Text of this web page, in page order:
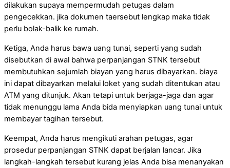
dilakukan supaya mempermudah petugas dalam
pengecekkan. jika dokumen taersebut lengkap maka tidak
perlu bolak-balik ke rumah.
Ketiga, Anda harus bawa uang tunai, seperti yang sudah
disebutkan di awal bahwa perpanjangan STNK tersebut
membutuhkan sejumlah biayan yang harus dibayarkan. biaya
ini dapat dibayarkan melalui loket yang sudah ditentukan atau
ATM yang ditunjuk. Akan tetapi untuk berjaga-jaga dan agar
tidak menunggu lama Anda bida menyiapkan uang tunai untuk
membayar tagihan tersebut.
Keempat, Anda harus mengikuti arahan petugas, agar
prosedur perpanjangan STNK dapat berjalan lancar. Jika
langkah-langkah tersebut kurang jelas Anda bisa menanyakan